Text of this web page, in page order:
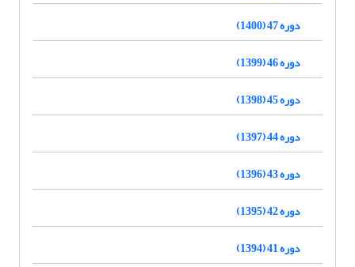
دوره 47 (1400)
دوره 46 (1399)
دوره 45 (1398)
دوره 44 (1397)
دوره 43 (1396)
دوره 42 (1395)
دوره 41 (1394)